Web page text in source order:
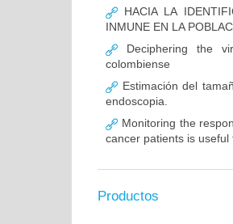
HACIA LA
INMUNE EN LA
Deciphering the
colombiense
Estimación del
endoscopia.
Monitoring the
cancer patients is
Productos